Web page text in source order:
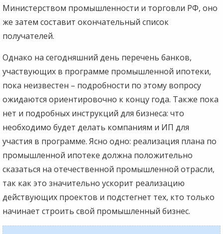
Министерством промышленности и торговли РФ, оно
же затем составит окончательный список
получателей.
Однако на сегодняшний день перечень банков,
участвующих в программе промышленной ипотеки,
пока неизвестен – подробности по этому вопросу
ожидаются ориентировочно к концу года. Также пока
нет и подробных инструкций для бизнеса: что
необходимо будет делать компаниям и ИП для
участия в программе. Ясно одно: реализация плана по
промышленной ипотеке должна положительно
сказаться на отечественной промышленной отрасли,
так как это значительно ускорит реализацию
действующих проектов и подстегнет тех, кто только
начинает строить свой промышленный бизнес.